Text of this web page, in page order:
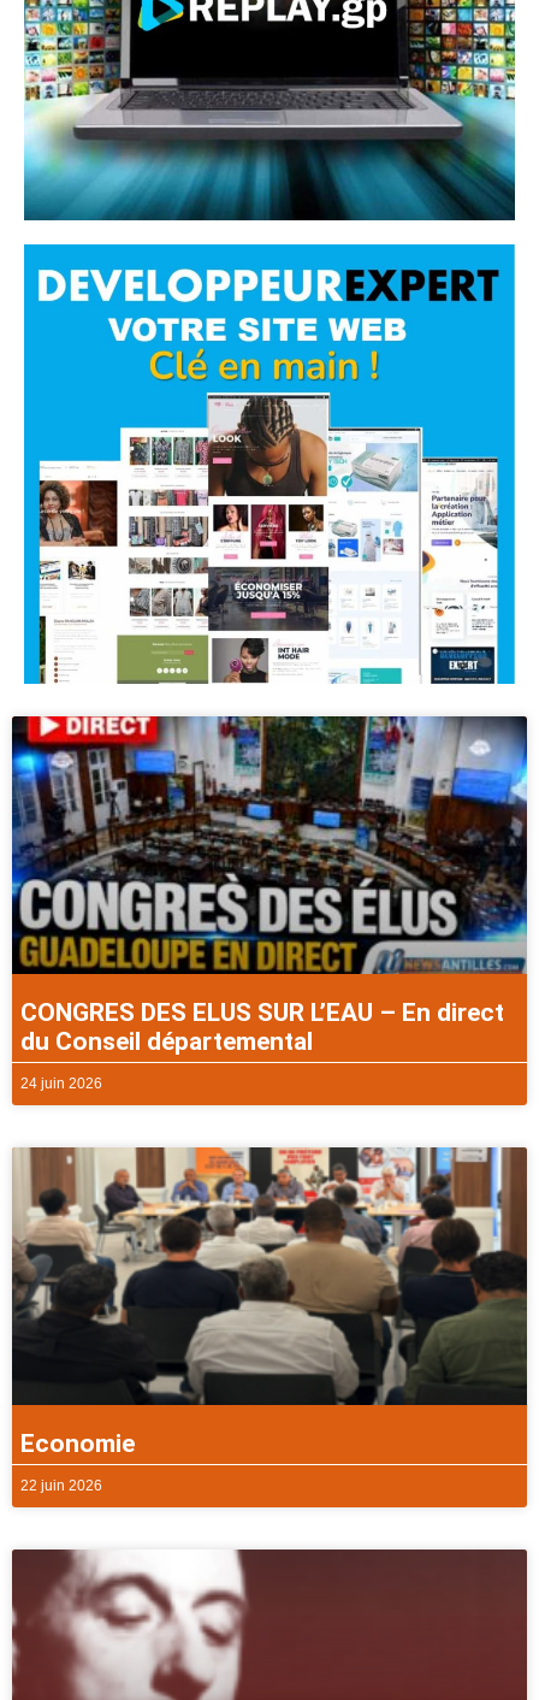
CONGRES DES ELUS SUR L’EAU – En direct
du Conseil départemental
24 juin 2026
Economie
22 juin 2026